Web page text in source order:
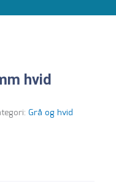
hvid
Grå og hvid